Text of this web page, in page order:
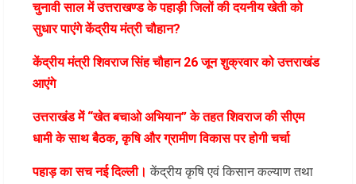
चुनावी साल में उत्तराखण्ड के पहाड़ी जिलों की दयनीय खेती को
सुधार पाएंगे केंद्रीय मंत्री चौहान?
केंद्रीय मंत्री शिवराज सिंह चौहान 26 जून शुक्रवार को उत्तराखंड
आएंगे
उत्तराखंड में “खेत बचाओ अभियान” के तहत शिवराज की सीएम
धामी के साथ बैठक, कृषि और ग्रामीण विकास पर होगी चर्चा
पहाड़ का सच नई दिल्ली। केंद्रीय कृषि एवं किसान कल्याण तथा